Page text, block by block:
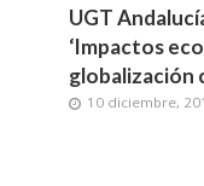
UGT
‘Impactos
globalización
10 diciembre,